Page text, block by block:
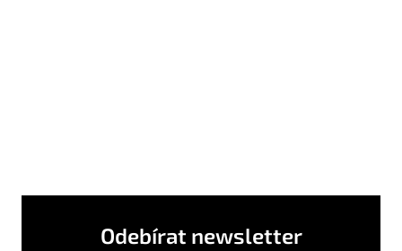
Odebírat newsletter